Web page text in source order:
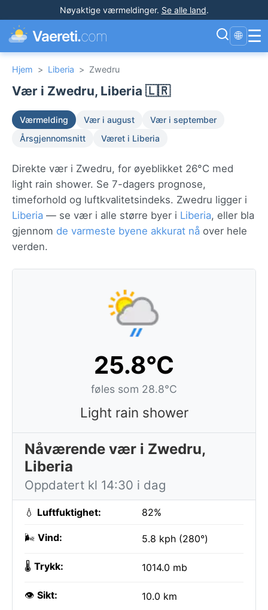
Nøyaktige værmeldinger. Se alle land.
Vaereti.com 🌐 ☰
Hjem > Liberia > Zwedru
Vær i Zwedru, Liberia 🇱🇷
Værmelding Vær i august
Vær i september
Årsgjennomsnitt
Været i Liberia
Direkte vær i Zwedru, for øyeblikket 26°C med
light rain shower. Se 7-dagers prognose,
timeforhold og luftkvalitetsindeks. Zwedru ligger i
Liberia — se vær i alle større byer i Liberia, eller bla
gjennom de varmeste byene akkurat nå over hele
verden.
25.8°C
føles som 28.8°C
Light rain shower
Nåværende vær i Zwedru,
Liberia
Oppdatert kl 14:30 i dag
💧 Luftfuktighet: 82%
🌬️ Vind: 5.8 kph (280°)
🌡️ Trykk: 1014.0 mb
👁️ Sikt: 10.0 km